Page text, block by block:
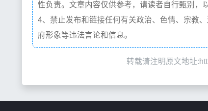
性负责。文章内容仅供参考，请读者自行甄别，
4、禁止发布和链接任何有关政治、色情、宗教
府形象等违法言论和信息。
转载请注明原文地址